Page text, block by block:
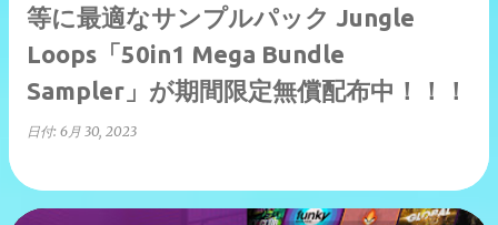
等に最適なサンプルパック Jungle
Loops「50in1 Mega Bundle
Sampler」が期間限定無償配布中！！！
日付: 6月 30, 2023